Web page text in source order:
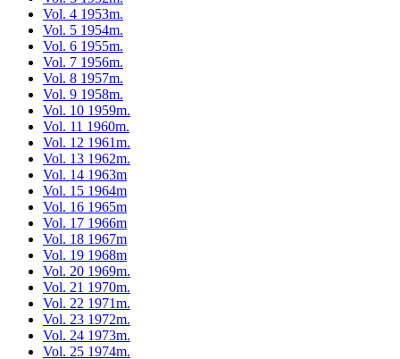
Vol. 4 1953m.
Vol. 5 1954m.
Vol. 6 1955m.
Vol. 7 1956m.
Vol. 8 1957m.
Vol. 9 1958m.
Vol. 10 1959m.
Vol. 11 1960m.
Vol. 12 1961m.
Vol. 13 1962m.
Vol. 14 1963m
Vol. 15 1964m
Vol. 16 1965m
Vol. 17 1966m
Vol. 18 1967m
Vol. 19 1968m
Vol. 20 1969m.
Vol. 21 1970m.
Vol. 22 1971m.
Vol. 23 1972m.
Vol. 24 1973m.
Vol. 25 1974m.